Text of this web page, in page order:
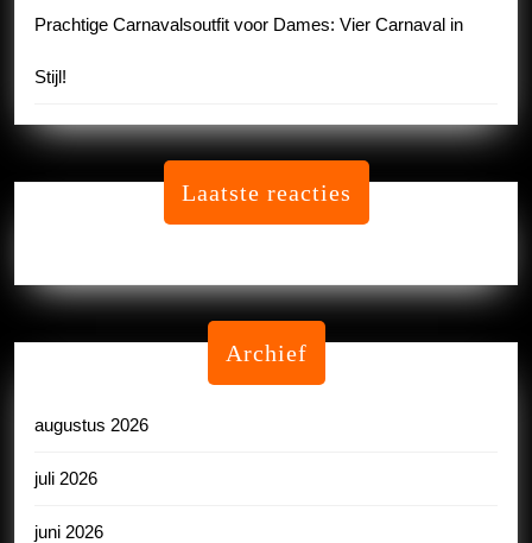
Prachtige Carnavalsoutfit voor Dames: Vier Carnaval in
Stijl!
Laatste reacties
Archief
augustus 2026
juli 2026
juni 2026